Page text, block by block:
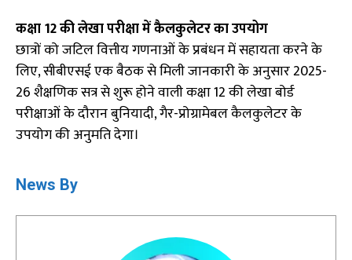
कक्षा 12 की लेखा परीक्षा में कैलकुलेटर का उपयोग
छात्रों को जटिल वित्तीय गणनाओं के प्रबंधन में सहायता करने के
लिए, सीबीएसई एक बैठक से मिली जानकारी के अनुसार 2025-
26 शैक्षणिक सत्र से शुरू होने वाली कक्षा 12 की लेखा बोर्ड
परीक्षाओं के दौरान बुनियादी, गैर-प्रोग्रामेबल कैलकुलेटर के
उपयोग की अनुमति देगा।
News By